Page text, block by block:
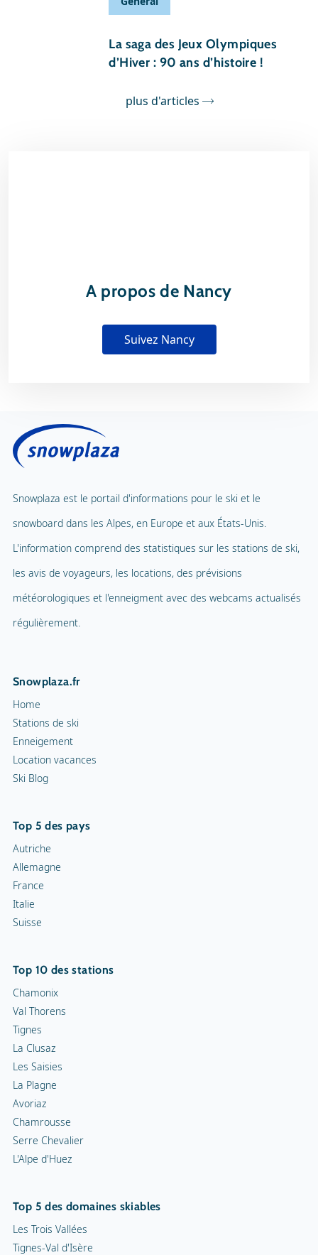
La saga des Jeux Olympiques
d’Hiver : 90 ans d’histoire !
plus d'articles
A propos de Nancy
Suivez Nancy
Snowplaza est le portail d'informations pour le ski et le
snowboard dans les Alpes, en Europe et aux États-Unis.
L'information comprend des statistiques sur les stations de ski,
les avis de voyageurs, les locations, des prévisions
météorologiques et l'enneigment avec des webcams actualisés
régulièrement.
Snowplaza.fr
Home
Stations de ski
Enneigement
Location vacances
Ski Blog
Top 5 des pays
Autriche
Allemagne
France
Italie
Suisse
Top 10 des stations
Chamonix
Val Thorens
Tignes
La Clusaz
Les Saisies
La Plagne
Avoriaz
Chamrousse
Serre Chevalier
L'Alpe d'Huez
Top 5 des domaines skiables
Les Trois Vallées
Tignes-Val d'Isère